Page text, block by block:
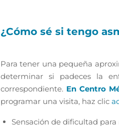
¿Cómo sé si tengo
Para tener una pequeña
determinar si padeces la
correspondiente. En Centro
programar una visita, haz clic
Sensación de dificultad